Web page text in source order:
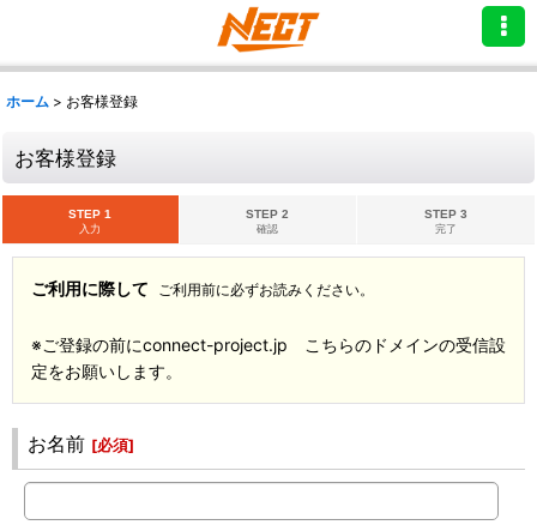
ホーム > お客様登録
お客様登録
STEP 1
入力
STEP 2
確認
STEP 3
完了
ご利用に際して ご利用前に必ずお読みください。
※ご登録の前にconnect-project.jp こちらのドメインの受信設
定をお願いします。
お名前 [必須]